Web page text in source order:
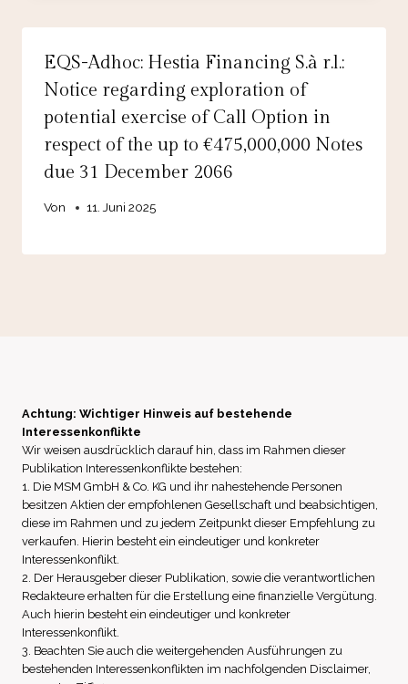
EQS-Adhoc: Hestia Financing S.à r.l.:
Notice regarding exploration of
potential exercise of Call Option in
respect of the up to €475,000,000 Notes
due 31 December 2066
Von 11. Juni 2025
Achtung: Wichtiger Hinweis auf bestehende
Interessenkonflikte
Wir weisen ausdrücklich darauf hin, dass im Rahmen dieser
Publikation Interessenkonflikte bestehen:
1. Die MSM GmbH & Co. KG und ihr nahestehende Personen
besitzen Aktien der empfohlenen Gesellschaft und beabsichtigen,
diese im Rahmen und zu jedem Zeitpunkt dieser Empfehlung zu
verkaufen. Hierin besteht ein eindeutiger und konkreter
Interessenkonflikt.
2. Der Herausgeber dieser Publikation, sowie die verantwortlichen
Redakteure erhalten für die Erstellung eine finanzielle Vergütung.
Auch hierin besteht ein eindeutiger und konkreter
Interessenkonflikt.
3. Beachten Sie auch die weitergehenden Ausführungen zu
bestehenden Interessenkonflikten im nachfolgenden Disclaimer,